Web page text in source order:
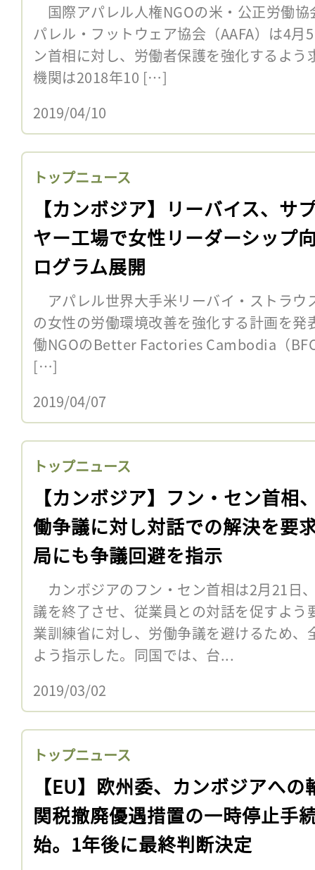
国際アパレル人権NGOの米・公正労働協
パレル・フットウェア協会（AAFA）は4
ン首相に対し、労働者保護を強化するよ
機関は2018年10 […]
2019/04/10
トップニュース
【カンボジア】リーバイス、サ
ヤー工場で女性リーダーシップ
ログラム展開
アパレル世界大手米リーバイ・ストラウ
の女性の労働環境改善を強化する計画を
働NGOのBetter Factories Cambodia（
[…]
2019/04/07
トップニュース
【カンボジア】フン・セン首相
働争議に対し対話での解決を要
局にも争議回避を指示
カンボジアのフン・セン首相は2月21日
議を終了させ、従業員との対話を促すよう
業訓練省に対し、労働争議を避けるため
よう指示した。同国では、台...
2019/03/02
トップニュース
【EU】欧州委、カンボジアへの
関税撤廃優遇措置の一時停止手
始。1年後に最終判断決定